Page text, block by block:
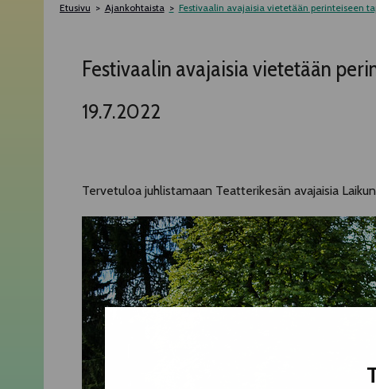
Etusivu Ajankohtaista Festivaalin avajaisia vietetään perinteiseen
Festivaalin avajaisia vietetään
19.7.2022
Tervetuloa juhlistamaan Teatterikesän avajaisia